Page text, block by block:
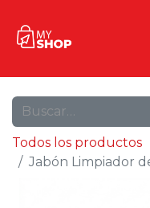
Todos los productos
Jabón Limpiador